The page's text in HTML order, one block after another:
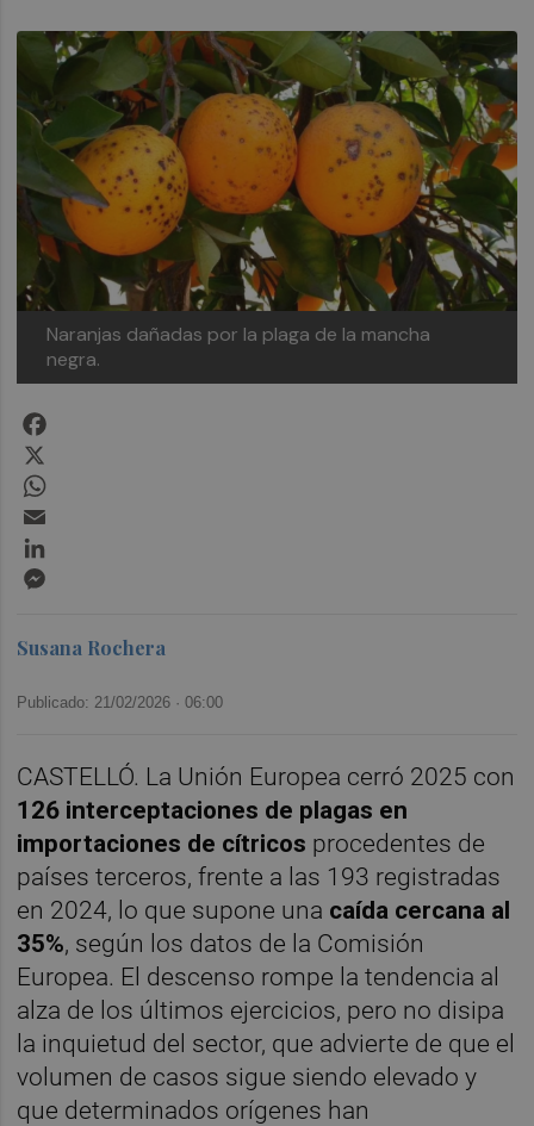
Naranjas dañadas por la plaga de la mancha
negra.
Susana Rochera
Publicado: 21/02/2026 ·06:00
CASTELLÓ. La Unión Europea cerró 2025 con
126 interceptaciones de plagas en
importaciones de cítricos procedentes de
países terceros, frente a las 193 registradas
en 2024, lo que supone una caída cercana al
35%, según los datos de la Comisión
Europea. El descenso rompe la tendencia al
alza de los últimos ejercicios, pero no disipa
la inquietud del sector, que advierte de que el
volumen de casos sigue siendo elevado y
que determinados orígenes han